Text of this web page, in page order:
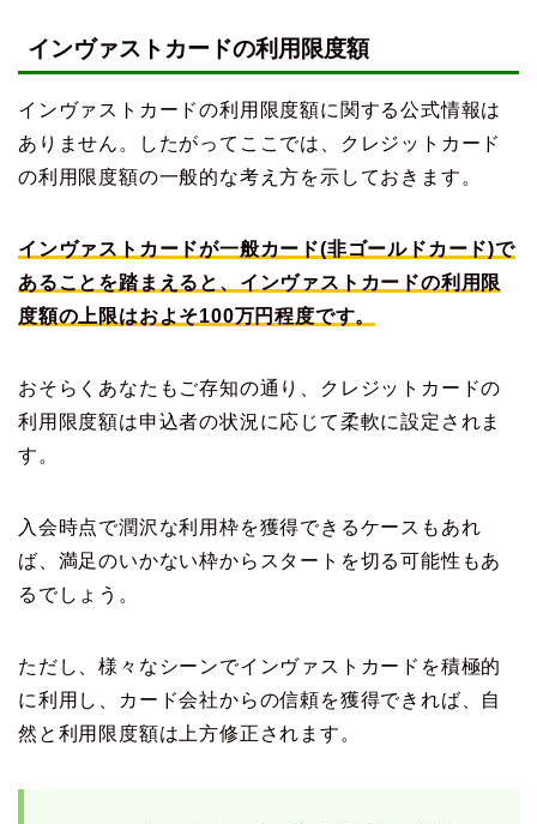
インヴァストカードの利用限度額
インヴァストカードの利用限度額に関する公式情報は
ありません。したがってここでは、クレジットカード
の利用限度額の一般的な考え方を示しておきます。
インヴァストカードが一般カード(非ゴールドカード)で
あることを踏まえると、インヴァストカードの利用限
度額の上限はおよそ100万円程度です。
おそらくあなたもご存知の通り、クレジットカードの
利用限度額は申込者の状況に応じて柔軟に設定されま
す。
入会時点で潤沢な利用枠を獲得できるケースもあれ
ば、満足のいかない枠からスタートを切る可能性もあ
るでしょう。
ただし、様々なシーンでインヴァストカードを積極的
に利用し、カード会社からの信頼を獲得できれば、自
然と利用限度額は上方修正されます。